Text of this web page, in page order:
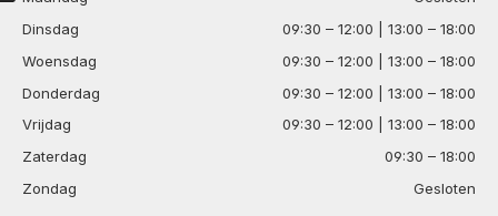
Dinsdag
09:30 – 12:00 | 13:00 – 18:00
Woensdag
09:30 – 12:00 | 13:00 – 18:00
Donderdag
09:30 – 12:00 | 13:00 – 18:00
Vrijdag
09:30 – 12:00 | 13:00 – 18:00
Zaterdag
09:30 – 18:00
Zondag
Gesloten